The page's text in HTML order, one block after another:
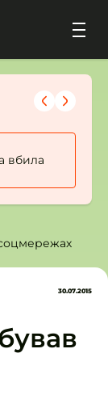
вбила
30.07.2015